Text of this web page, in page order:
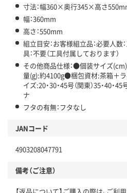
寸法：幅360×奥行345×高さ
幅：360mm
高さ：550mm
組立目安：お客様組立品：必要人数
具：不要（工具付属しております）
その他商品仕様：●個装サイズ
量(g):約4100g●梱包資材:茶箱＋
イズ:20・30・45号（関東）35・40・
ナ
フタの有無：フタなし
JANコード
4903208047791
備考（ご注意）